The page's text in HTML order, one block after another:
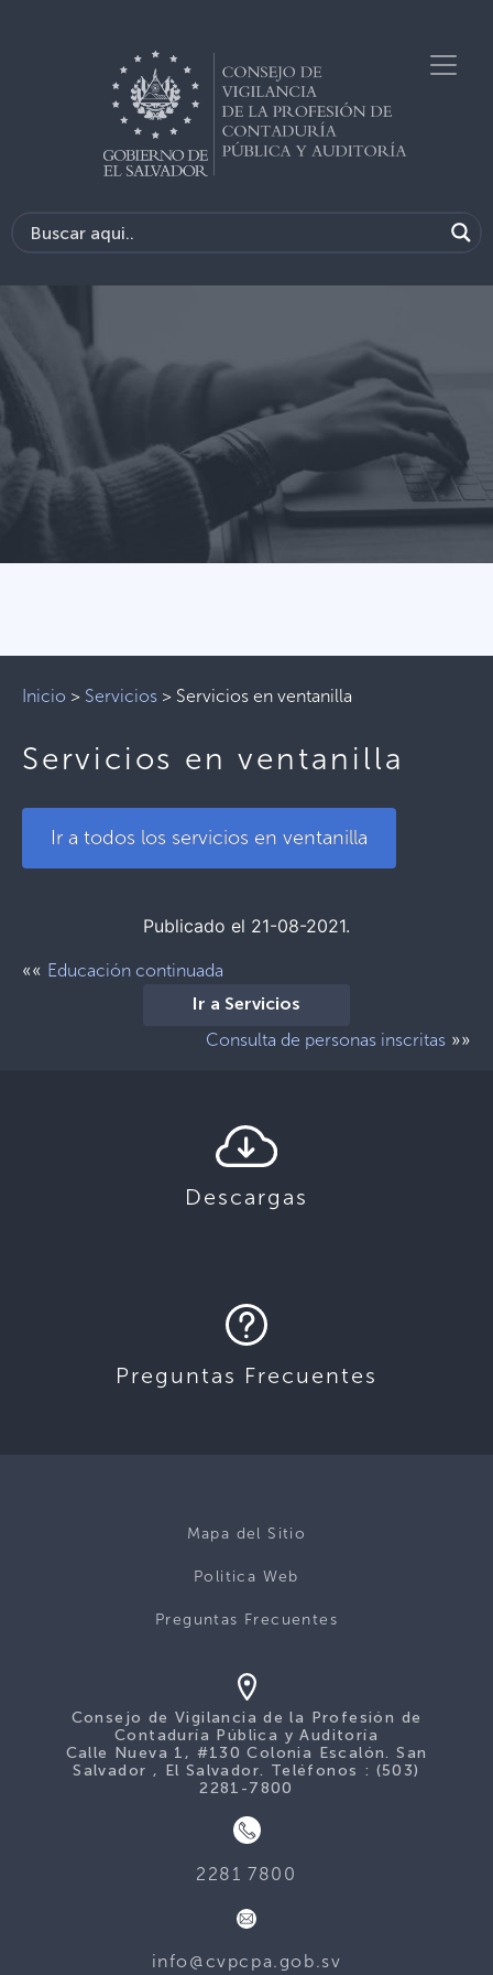
Inicio > Servicios > Servicios en ventanilla
Servicios en ventanilla
Ir a todos los servicios en ventanilla
Publicado el 21-08-2021.
«« Educación continuada
Ir a Servicios
Consulta de personas inscritas »»
Descargas
Preguntas Frecuentes
Mapa del Sitio
Politica Web
Preguntas Frecuentes
Consejo de Vigilancia de la Profesión de
Contaduría Pública y Auditoría
Calle Nueva 1, #130 Colonia Escalón. San
Salvador , El Salvador. Teléfonos : (503)
2281-7800
2281 7800
info@cvpcpa.gob.sv